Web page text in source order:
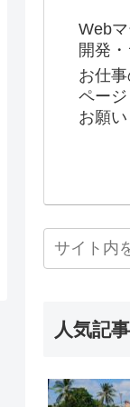
Web
開発
お仕
ペー
お願い
人気記事